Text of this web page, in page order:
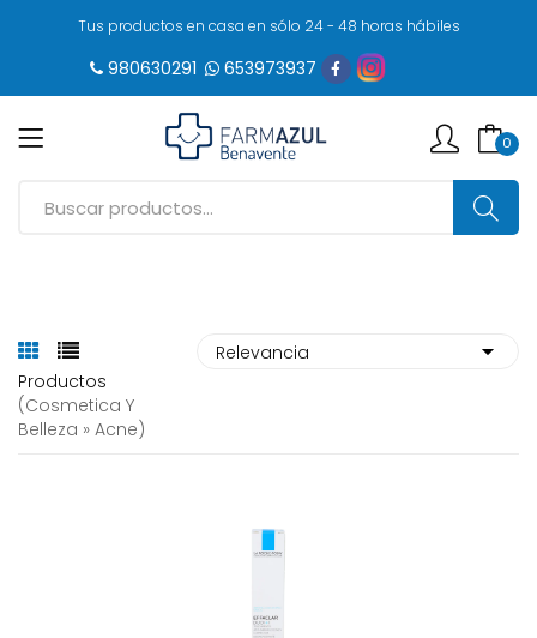
Tus productos en casa en sólo 24 - 48 horas hábiles
980630291 653973937
0
Productos
(cosmetica Y
Belleza » Acne)